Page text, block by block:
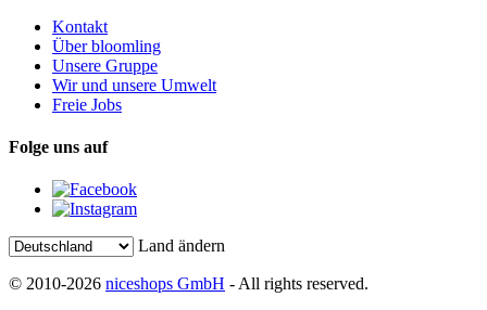
Kontakt
Über bloomling
Unsere Gruppe
Wir und unsere Umwelt
Freie Jobs
Folge uns auf
Land ändern
© 2010-2026 niceshops GmbH - All rights reserved.